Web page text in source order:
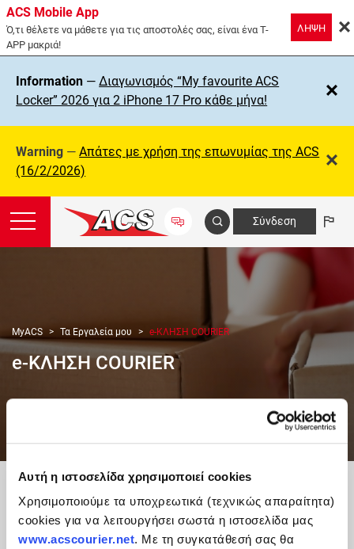
Αυτή η ιστοσελίδα χρησιμοποιεί cookies
Χρησιμοποιούμε τα υποχρεωτικά (τεχνικώς απαραίτητα)
cookies για να λειτουργήσει σωστά η ιστοσελίδα μας
www.acscourier.net. Με τη συγκατάθεσή σας θα
ACS Mobile App
Ό,τι θέλετε να μάθετε για τις αποστολές σας, είναι ένα T-
APP μακριά!
ΛΗΨΗ
Information —Διαγωνισμός “My favourite ACS
Locker” 2026 για 2 iPhone 17 Pro κάθε μήνα!
Warning —Απάτες με χρήση της επωνυμίας της ΑCS
(16/2/2026)
Σύνδεση
MyACS Τα Εργαλεία μου e-ΚΛΗΣΗ COURIER
e-ΚΛΗΣΗ COURIER